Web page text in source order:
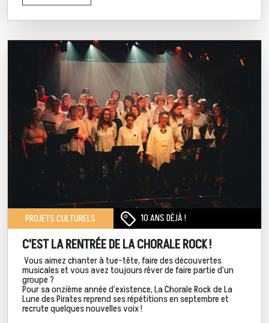
PROJETS CULTURELS 10 ANS DÉJÀ !
C'EST LA RENTRÉE DE LA CHORALE ROCK !
Vous aimez chanter à tue-tête, faire des découvertes
musicales et vous avez toujours rêver de faire partie d’un
groupe ?
Pour sa onzième année d’existence, La Chorale Rock de La
Lune des Pirates reprend ses répétitions en septembre et
recrute quelques nouvelles voix !